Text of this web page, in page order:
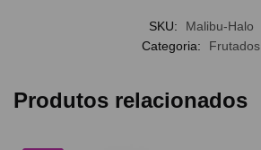
SKU:
Malibu-Halo
Categoria:
Frutados
Produtos relacionados